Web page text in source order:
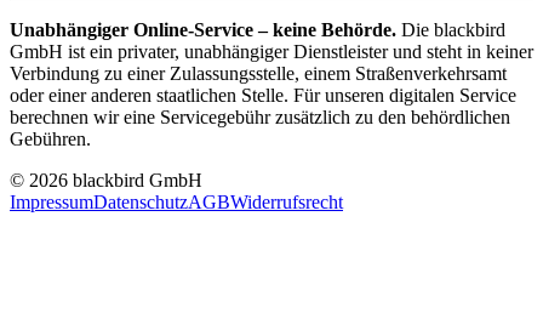
Unabhängiger Online-Service – keine Behörde. Die blackbird
GmbH ist ein privater, unabhängiger Dienstleister und steht in keiner
Verbindung zu einer Zulassungsstelle, einem Straßenverkehrsamt
oder einer anderen staatlichen Stelle. Für unseren digitalen Service
berechnen wir eine Servicegebühr zusätzlich zu den behördlichen
Gebühren.
© 2026 blackbird GmbH
ImpressumDatenschutzAGBWiderrufsrecht